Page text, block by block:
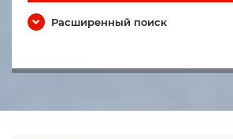
Расширенный поиск